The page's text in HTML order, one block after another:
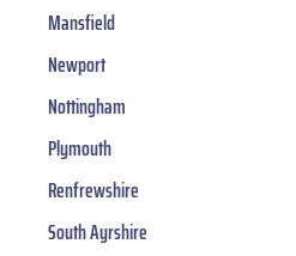
Mansfield
Newport
Nottingham
Plymouth
Renfrewshire
South Ayrshire